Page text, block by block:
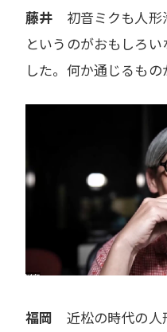
藤井 初音ミクも人形
というのがおもしろ
した。何か通じるもの
福岡 近松の時代の人